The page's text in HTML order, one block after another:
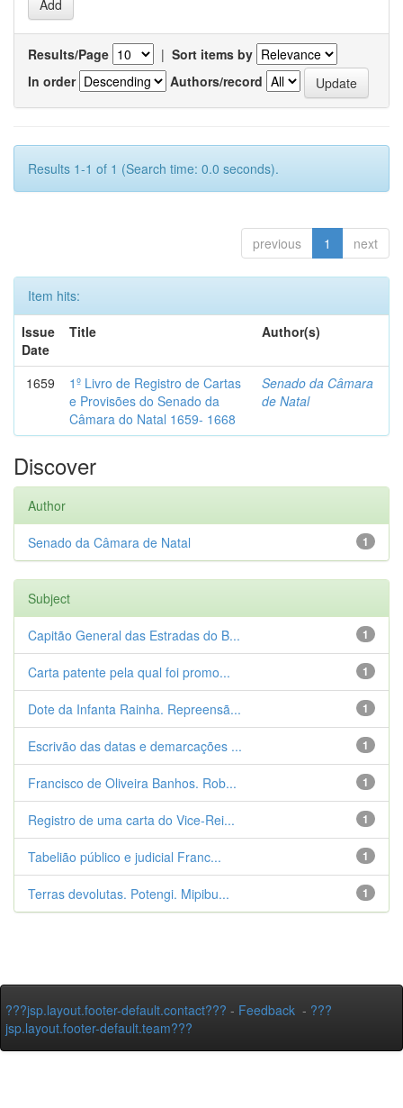
Results/Page | Sort items by
In order
Authors/record
Results 1-1 of 1 (Search time: 0.0 seconds).
previous 1 next
Item hits:
Issue
Date
Title Author(s)
1659
1º Livro de Registro de Cartas
e Provisões do Senado da
Câmara do Natal 1659- 1668
Senado da Câmara
de Natal
Discover
Author
1
Senado da Câmara de Natal
Subject
1
Capitão General das Estradas do B...
1
Carta patente pela qual foi promo...
1
Dote da Infanta Rainha. Repreensã...
1
Escrivão das datas e demarcações ...
1
Francisco de Oliveira Banhos. Rob...
1
Registro de uma carta do Vice-Rei...
1
Tabelião público e judicial Franc...
1
Terras devolutas. Potengi. Mipibu...
???jsp.layout.footer-default.contact??? - Feedback - ???
jsp.layout.footer-default.team???